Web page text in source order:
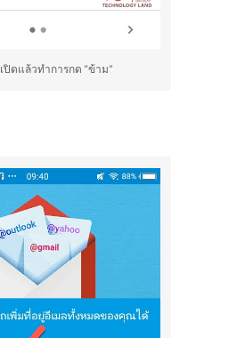
เปิดแล้วทำการกด “ข้าม”